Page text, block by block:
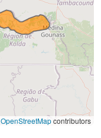
OpenStreetMapcontributors